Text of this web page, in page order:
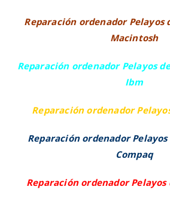
Reparación ordenador Pelayos
Macintosh
Reparación ordenador Pelayos
Ibm
Reparación ordenador
Reparación ordenador Pelayos
Compaq
Reparación ordenador Pelayos